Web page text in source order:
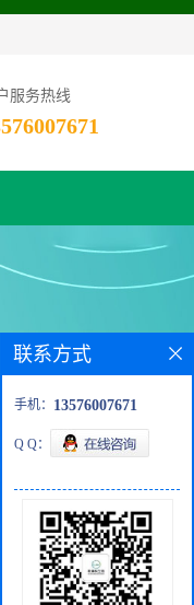
服务热线
联系方式
手机： 13576007671
Q Q：